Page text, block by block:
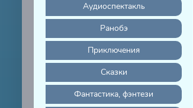
Аудиоспектакль
Ранобэ
Приключения
Сказки
Фантастика, фэнтези